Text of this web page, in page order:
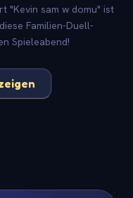
"Kevin sam w domu" ist
Familien-Duell-
Spieleabend!